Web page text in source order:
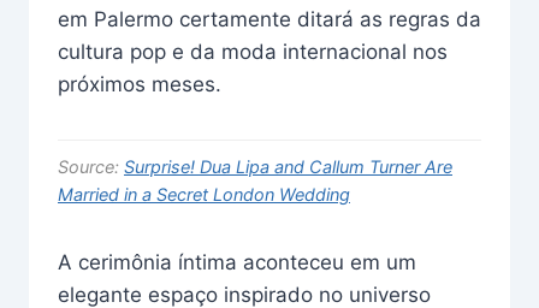
em Palermo certamente ditará as regras da
cultura pop e da moda internacional nos
próximos meses.
Source: Surprise! Dua Lipa and Callum Turner Are
Married in a Secret London Wedding
A cerimônia íntima aconteceu em um
elegante espaço inspirado no universo